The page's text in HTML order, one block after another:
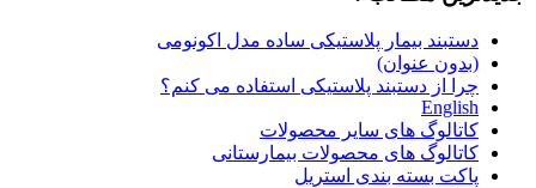
دستبند بیمار پلاستیکی ساده مدل اکونومی
(بدون عنوان)
چرا از دستبند پلاستیکی استفاده می کنم؟
English
کاتالوگ های سایر محصولات
کاتالوگ های محصولات بیمارستانی
پاکت بسته بندی استریل